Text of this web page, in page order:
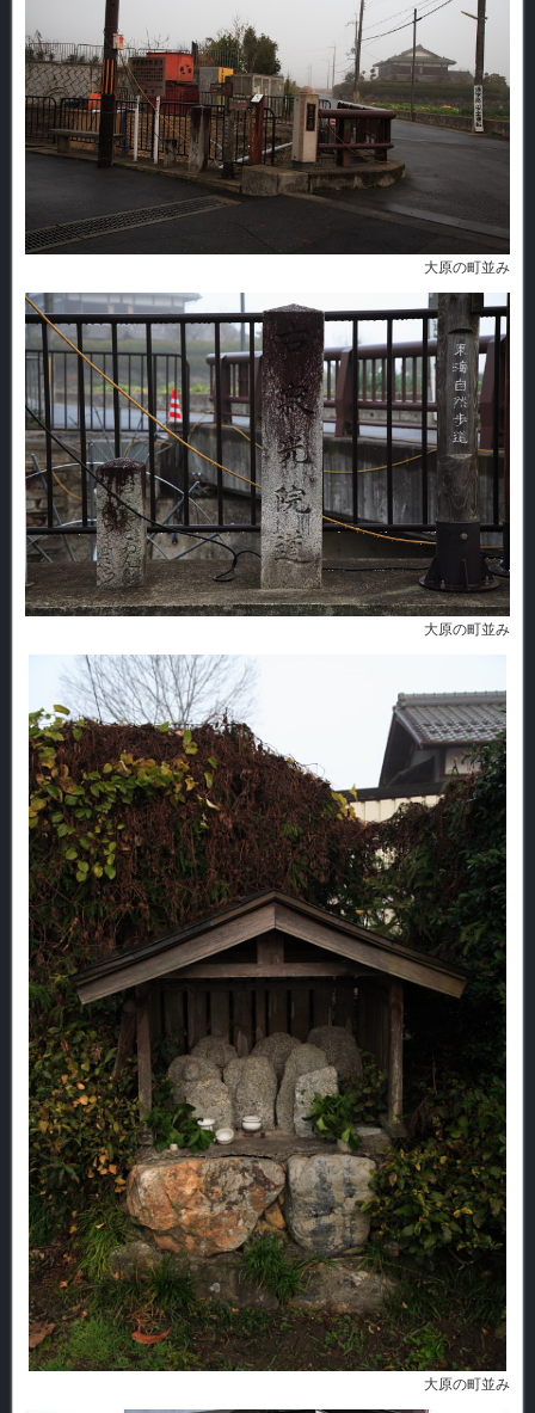
大原の町並み
大原の町並み
大原の町並み